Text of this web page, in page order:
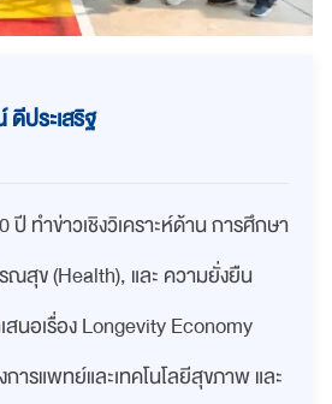
ประเสริฐ
ปี ทำข่าวเชิงวิเคราะห์ด้าน การศึกษา
ณสุข (Health), และ ความยั่งยืน
นอเรื่อง Longevity Economy
ารแพทย์และเทคโนโลยีสุขภาพ และ